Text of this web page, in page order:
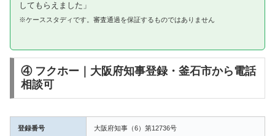
してもらえました」
※ケーススタディです。審査通過を保証するものではありません
④ フクホー｜大阪府知事登録・釜石市から電話
相談可
登録番号 大阪府知事（6）第12736号